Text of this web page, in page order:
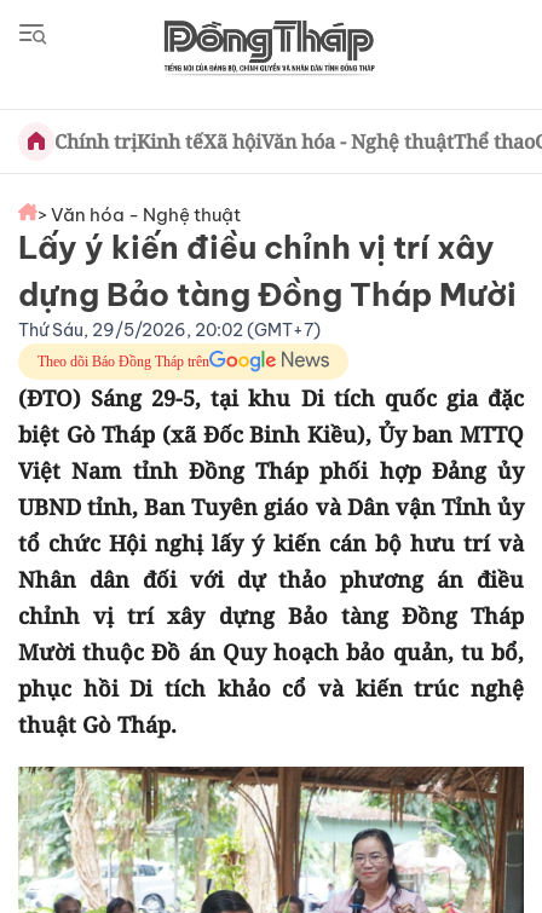
Chính trịKinh tếXã hộiVăn hóa - Nghệ thuậtThể thao
> Văn hóa - Nghệ thuật
Lấy ý kiến điều chỉnh vị trí xây
dựng Bảo tàng Đồng Tháp Mười
Thứ Sáu, 29/5/2026, 20:02 (GMT+7)
Theo dõi Báo Đồng Tháp trên
(ĐTO) Sáng 29-5, tại khu Di tích quốc gia đặc
biệt Gò Tháp (xã Đốc Binh Kiều), Ủy ban MTTQ
Việt Nam tỉnh Đồng Tháp phối hợp Đảng ủy
UBND tỉnh, Ban Tuyên giáo và Dân vận Tỉnh ủy
tổ chức Hội nghị lấy ý kiến cán bộ hưu trí và
Nhân dân đối với dự thảo phương án điều
chỉnh vị trí xây dựng Bảo tàng Đồng Tháp
Mười thuộc Đồ án Quy hoạch bảo quản, tu bổ,
phục hồi Di tích khảo cổ và kiến trúc nghệ
thuật Gò Tháp.